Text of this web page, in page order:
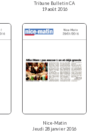
Tribune Bulletin CA
19 août 2016
Nice-Matin
Jeudi 28 janvier 2016